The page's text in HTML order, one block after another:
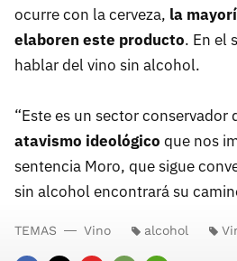
ocurre con la cerveza, la
elaboren este producto. En el
hablar del vino sin alcohol.
“Este es un sector conservador
atavismo ideológico que nos
sentencia Moro, que sigue
sin alcohol encontrará su
TEMAS Vino alcohol